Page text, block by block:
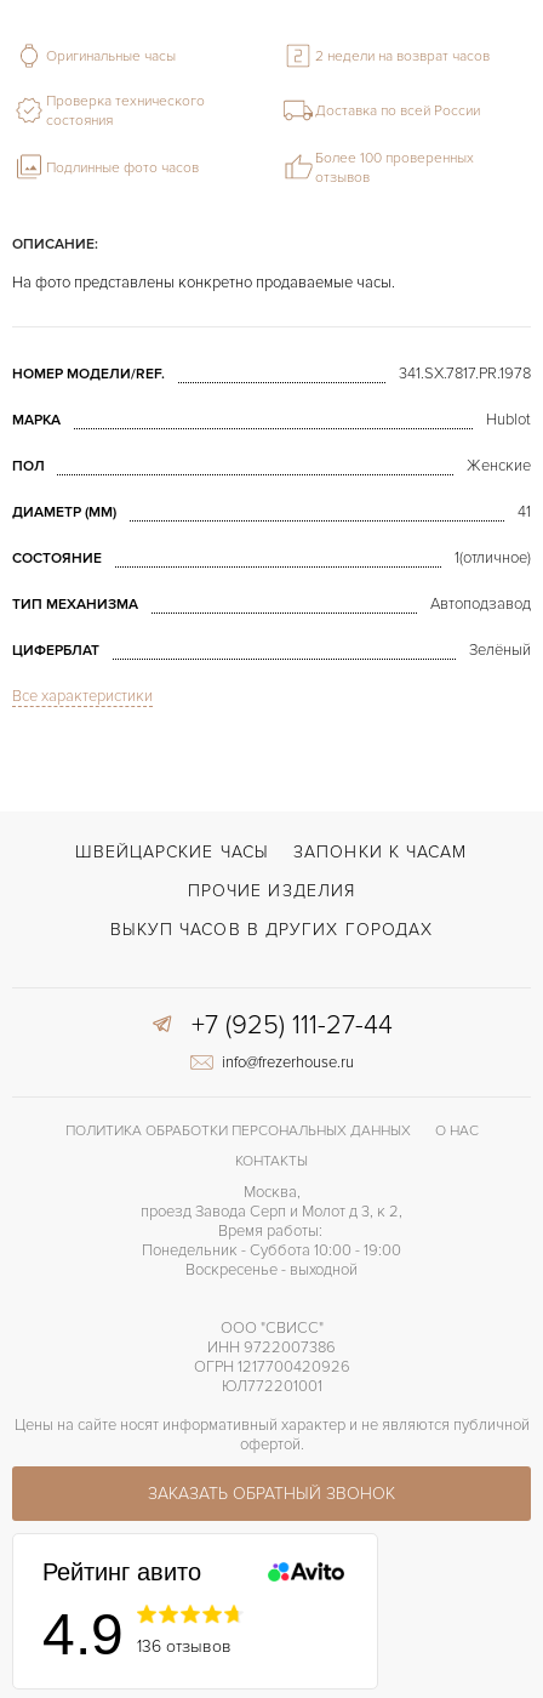
ОПИСАНИЕ:
На фото представлены конкретно продаваемые часы.
НОМЕР МОДЕЛИ/REF. 341.SX.7817.PR.1978
МАРКА Hublot
ПОЛ Женские
ДИАМЕТР (MM) 41
СОСТОЯНИЕ 1(отличное)
ТИП МЕХАНИЗМА Автоподзавод
ЦИФЕРБЛАТ Зелёный
ФУНКЦИИ
Двойной сложности застежка
Лимитированная серия, Отделка драгоценными камнями, Прозрачная
Все характеристики
Оригинальные часы 2 недели на возврат часов
Проверка технического
состояния
Доставка по всей России
Подлинные фото часов
Более 100 проверенных
отзывов
ШВЕЙЦАРСКИЕ ЧАСЫ
ЗАПОНКИ К ЧАСАМ
ПРОЧИЕ ИЗДЕЛИЯ
ВЫКУП ЧАСОВ В ДРУГИХ ГОРОДАХ
+7 (925) 111-27-44
info@frezerhouse.ru
ПОЛИТИКА ОБРАБОТКИ ПЕРСОНАЛЬНЫХ ДАННЫХ
О НАС
КОНТАКТЫ
Москва,
проезд Завода Серп и Молот д 3, к 2,
Время работы:
Понедельник - Суббота 10:00 - 19:00
Воскресенье - выходной
ООО "СВИСС"
ИНН 9722007386
ОГРН 1217700420926
ЮЛ772201001
Цены на сайте носят информативный характер и не являются публичной
офертой.
ЗАКАЗАТЬ ОБРАТНЫЙ ЗВОНОК
Рейтинг авито
4.9 136 отзывов